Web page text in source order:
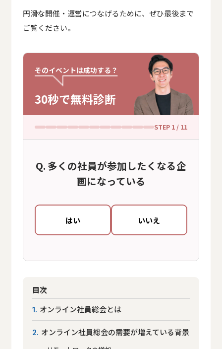
円滑な開催・運営につなげるために、ぜひ最後まで
ご覧ください。
そのイベントは成功する？
30秒で無料診断
STEP 1/ 11
多くの社員が参加したくなる企
画になっている
はい いいえ
目次
1 オンライン社員総会とは
2 オンライン社員総会の需要が増えている背景